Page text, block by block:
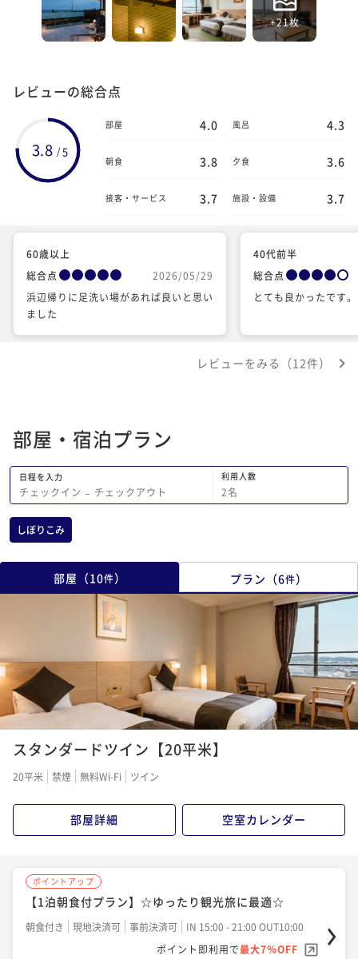
+21枚
レビューの総合点
3.8 / 5
部屋 4.0 風呂 4.3
朝食 3.8 夕食 3.6
接客・サービス 3.7 施設・設備 3.7
60歳以上
総合点
2026/05/29
浜辺帰りに足洗い場があれば良いと思い
ました
40代前半
総合点
とても良かったです。
レビューをみる（12件）
部屋・宿泊プラン
日程を入力
チェックイン − チェックアウト
利用人数
2名
しぼりこみ
部屋 （10件） プラン （6件）
スタンダードツイン【20平米】
20平米 禁煙 無料Wi-Fi ツイン
部屋詳細 空室カレンダー
ポイントアップ
【1泊朝食付プラン】☆ゆったり観光旅に最適☆
朝食付き 現地決済可 事前決済可
IN 15:00 - 21:00 OUT10:00
ポイント即利用で最大7％OFF